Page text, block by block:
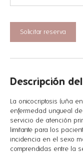
i
Solicitar reserva
Descripción
La onicocriptosis (uña
enfermedad ungueal
servicio de atención
limitante para los
incidencia en el sexo
comprendidas entre la